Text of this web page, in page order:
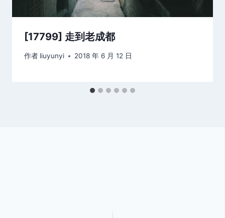
[17799] 走到老成都
作者 liuyunyi 2018 年 6 月 12 日